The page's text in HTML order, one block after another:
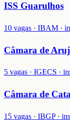
ISS Guarulhos
10 vagas · IBAM ·
Câmara de
5 vagas · IGECS ·
Câmara de
15 vagas · IBGP ·